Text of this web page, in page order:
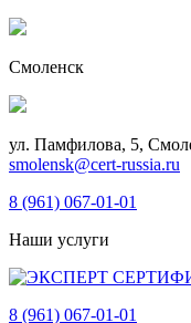
Смоленск
ул. Памфилова, 5,
smolensk@cert-russia.ru
8 (961) 067-01-01
Наши услуги
8 (961) 067-01-01